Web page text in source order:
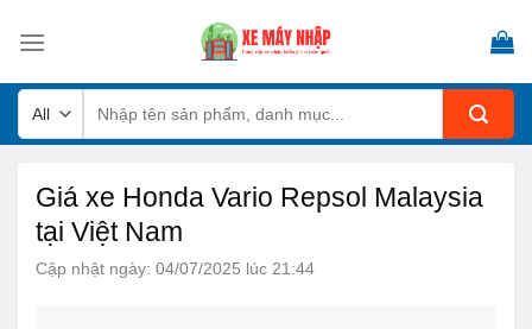
kiếm:
Giá xe Honda Vario Repsol Malaysia
tại Việt Nam
Cập nhật ngày: 04/07/2025 lúc 21:44